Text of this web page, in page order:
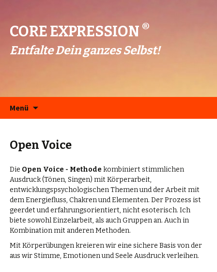
CORE EXPRESSION ®
Entfalte Dein ganzes Selbst!
Menü
Open Voice
Die Open Voice - Methode kombiniert stimmlichen
Ausdruck (Tönen, Singen) mit Körperarbeit,
entwicklungspsychologischen Themen und der Arbeit mit
dem Energiefluss, Chakren und Elementen. Der Prozess ist
geerdet und erfahrungsorientiert, nicht esoterisch. Ich
biete sowohl Einzelarbeit, als auch Gruppen an. Auch in
Kombination mit anderen Methoden.
Mit Körperübungen kreieren wir eine sichere Basis von der
aus wir Stimme, Emotionen und Seele Ausdruck verleihen.